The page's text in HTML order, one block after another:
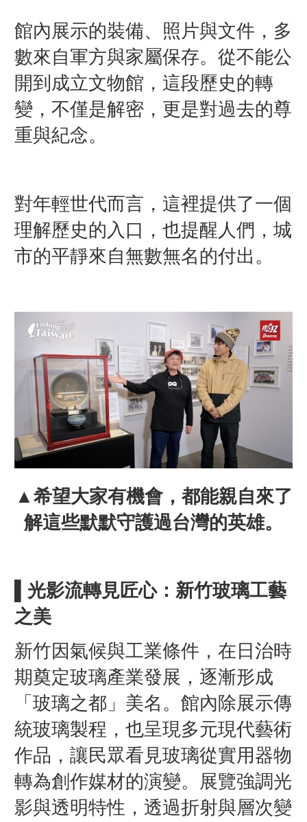
館內展示的裝備、照片與文件，多
數來自軍方與家屬保存。從不能公
開到成立文物館，這段歷史的轉
變，不僅是解密，更是對過去的尊
重與紀念。
對年輕世代而言，這裡提供了一個
理解歷史的入口，也提醒人們，城
市的平靜來自無數無名的付出。
▲希望大家有機會，都能親自來了
解這些默默守護過台灣的英雄。
▌光影流轉見匠心：新竹玻璃工藝
之美
新竹因氣候與工業條件，在日治時
期奠定玻璃產業發展，逐漸形成
「玻璃之都」美名。館內除展示傳
統玻璃製程，也呈現多元現代藝術
作品，讓民眾看見玻璃從實用器物
轉為創作媒材的演變。展覽強調光
影與透明特性，透過折射與層次變